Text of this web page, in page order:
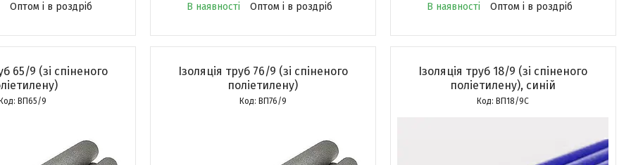
Оптом і в роздріб В наявності Оптом і в роздріб В наявності Оптом і в роздріб
65/9 (зі спіненого
ВП65/9
Ізоляція труб 76/9 (зі спіненого
поліетилену)
ВП76/9
Ізоляція труб 18/9 (зі спіненого
поліетилену), синій
ВП18/9С